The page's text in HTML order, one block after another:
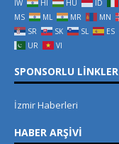
IW
HI HU ID
MS
ML MR MN
SR
SK SL ES
UR
VI
SPONSORLU LINKLER
İzmir Haberleri
HABER ARŞIVI